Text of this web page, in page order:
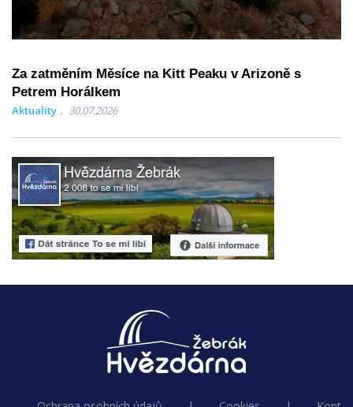
Za zatměním Měsíce na Kitt Peaku v Arizoně s
Petrem Horálkem
Aktuality 30.07.2026